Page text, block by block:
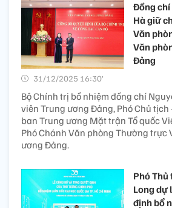
Đồng chí
Hà giữ
Văn
Văn
Đảng
31/12/2025 16:30’
Bộ Chính trị bổ nhiệm đồng chí
viên Trung ương Đảng, Phó Chủ tịch
ban Trung ương Mặt trận Tổ quốc
Phó Chánh Văn phòng Thường trực
ương Đảng.
Phó Thủ
Long dự
định bổ